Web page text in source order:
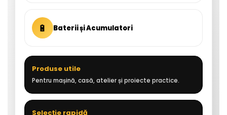
🔋 Baterii și Acumulatori
Produse utile
Pentru mașină, casă, atelier și proiecte practice.
Selecție rapidă